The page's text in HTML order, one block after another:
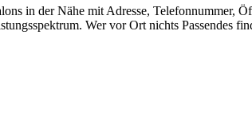
in der Nähe mit Adresse, Telefonnummer,
Wer vor Ort nichts Passendes